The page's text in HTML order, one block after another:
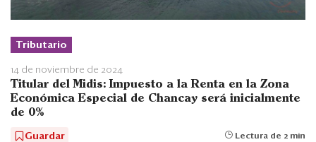
Tributario
14 de noviembre de 2024
Titular del Midis: Impuesto a la Renta en la Zona
Económica Especial de Chancay será inicialmente
de 0%
Guardar Lectura de 2 min